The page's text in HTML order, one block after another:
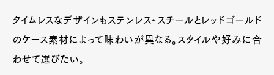
タイムレスなデザインもステンレス・スチールとレッドゴールド
のケース素材によって味わいが異なる。スタイルや好みに合
わせて選びたい。